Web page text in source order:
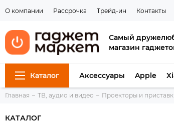
О компании Рассрочка Трейд-ин Контакты
Самый
магазин
Каталог Аксессуары Apple
Главная ТВ, аудио и видео Проекторы и
КАТАЛОГ